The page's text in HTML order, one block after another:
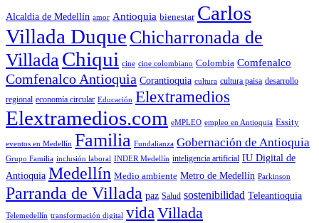
Alcaldia de Medellín amor Antioquia bienestar Carlos
Villada Duque Chicharronada de
Villada Chiqui cine cine colombiano Colombia Comfenalco
Comfenalco Antioquia Corantioquia cultura cultura paisa desarrollo
regional economía circular Educación Elextramedios
Elextramedios.com eMPLEO empleo en Antioquia Essity
eventos en Medellín Familia Fundalianza Gobernación de Antioquia
Grupo Familia inclusión laboral INDER Medellín inteligencia artificial IU Digital de
Antioquia Medellín Medio ambiente Metro de Medellín Parkinson
Parranda de Villada paz Salud sostenibilidad Teleantioquia
Telemedellín transformación digital vida Villada